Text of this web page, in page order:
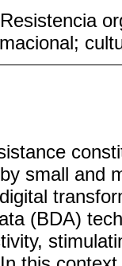
Resistencia
small and
(BDA)